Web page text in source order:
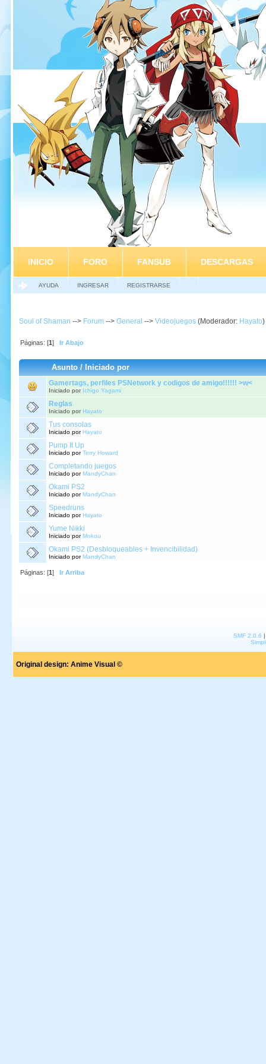
INICIO FORO FANSUB DESCARGAS
AYUDA INGRESAR REGISTRARSE
Soul of Shaman --> Forum --> General --> Videojuegos (Moderador: Hayato)
Páginas: [1]Ir Abajo
Asunto/Iniciado por
Gamertags, perfiles PSNetwork y codigos de amigo!!!!!! >w<
Iniciado por Ichigo Yagami
Reglas
Iniciado por Hayato
Tus consolas
Iniciado porHayato
Pump It Up
Iniciado porTerry Howard
Completando juegos
Iniciado porMandyChan
Okami PS2
Iniciado porMandyChan
Speedruns
Iniciado porHayato
Yume Nikki
Iniciado porMokou
Okami PS2 (Desbloqueables + Invencibilidad)
Iniciado porMandyChan
Páginas: [1]Ir Arriba
SMF 2.0.6
Original design: Anime Visual ©